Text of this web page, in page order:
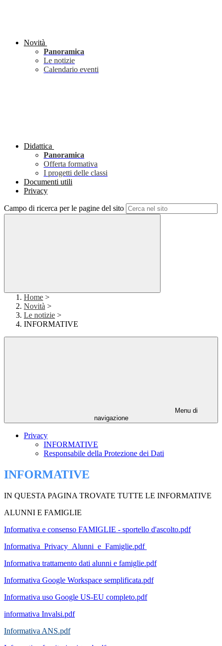
Novità
Panoramica
Le notizie
Calendario eventi
Didattica
Panoramica
Offerta formativa
I progetti delle classi
Documenti utili
Privacy
Campo di ricerca per le pagine del sito
Home >
Novità >
Le notizie >
INFORMATIVE
Menu di
navigazione
Privacy
INFORMATIVE
Responsabile della Protezione dei Dati
INFORMATIVE
IN QUESTA PAGINA TROVATE TUTTE LE INFORMATIVE
ALUNNI E FAMIGLIE
Informativa e consenso FAMIGLIE - sportello d'ascolto.pdf
Informativa_Privacy_Alunni_e_Famiglie.pdf
Informativa trattamento dati alunni e famiglie.pdf
Informativa Google Workspace semplificata.pdf
Informativa uso Google US-EU completo.pdf
informativa Invalsi.pdf
Informativa ANS.pdf